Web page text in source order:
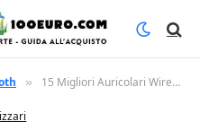
» 15 Migliori Auricolari Wireless Bluetooth per Sport Corsa Ciclismo